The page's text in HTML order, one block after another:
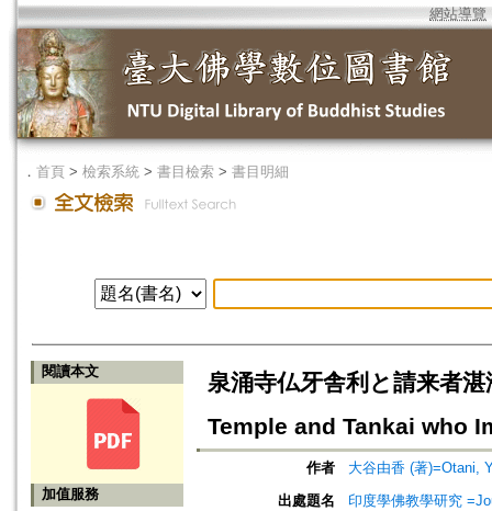
網站導覽
． 首頁 > 檢索系統 > 書目檢索 > 書目明細
閱讀本文
加值服務
泉涌寺仏牙舎利と請来者
Temple and Tankai who
作者
大谷由香 (著)=Otani,
出處題名
印度學佛教學研究